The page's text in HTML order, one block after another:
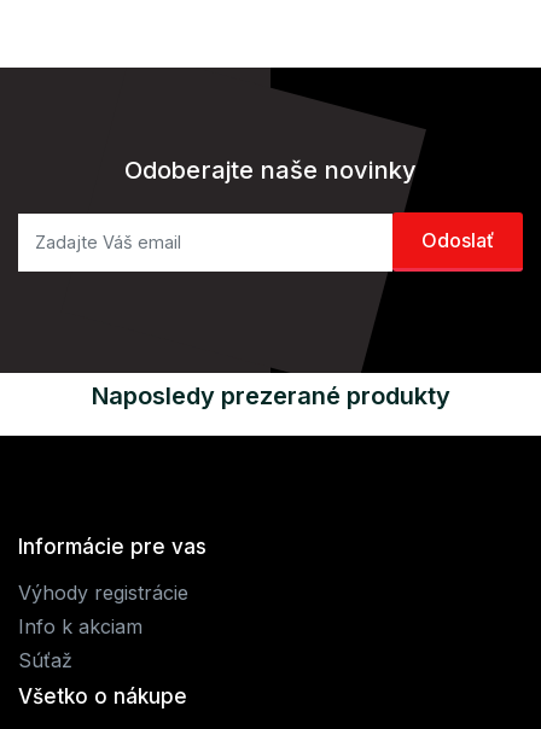
Odoberajte naše novinky
Naposledy prezerané produkty
Informácie pre vas
Výhody registrácie
Info k akciam
Súťaž
Všetko o nákupe